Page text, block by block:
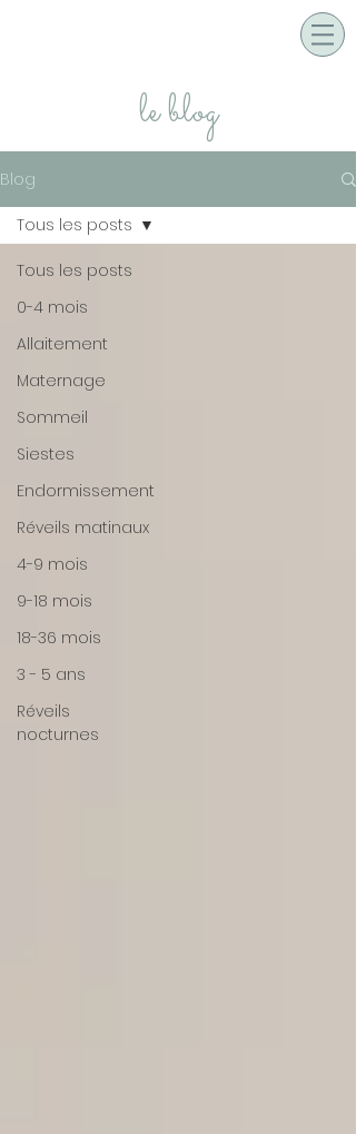
le blog
Blog
Tous les posts
0-4 mois
Allaitement
Maternage
Sommeil
Siestes
Endormissement
Réveils matinaux
4-9 mois
9-18 mois
18-36 mois
3 - 5 ans
Réveils
nocturnes
Tous les posts